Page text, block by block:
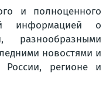
и полноценного
информацией о
разнообразными
новостями и
России, регионе и